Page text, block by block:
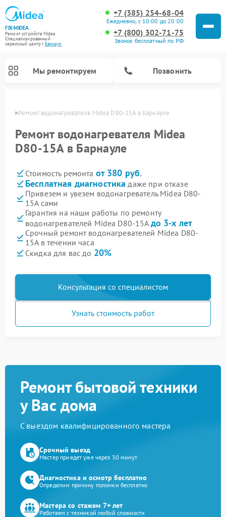
FIX-MIDEA
Ремонт устройств Midea
Специализированный
cервисный центр г.Барнаул
+7 (385) 254-68-04
Ежедневно, с 10:00 до 20:00
+7 (800) 302-71-75
Звонок бесплатный по РФ
Мы ремонтируем Позвонить
Ремонт водонагревателя Midea D80-15A в Барнауле
Ремонт водонагревателя Midea
D80-15A в Барнауле
Стоимость ремонта от 380 руб.
Бесплатная диагностика даже при отказе
Привезем и увезем водонагреватель Midea D80-
15A сами
Гарантия на наши работы по ремонту
водонагревателей Midea D80-15A до 3-х лет
Срочный ремонт водонагревателей Midea D80-
15A в течении часа
Скидка для вас до 20%
Консультация со специалистом
Узнать стоимость работ
Ремонт бытовой техники
у Вас дома
С выездом квалифицированного мастера
Срочный выезд
Мастер приедет уже через 30 минут
Диагностика и осмотр бесплатно
Определим причину поломки бесплатно
Мастера со стажем 7+ лет
Работаем с техникой любой сложности